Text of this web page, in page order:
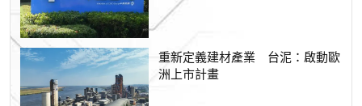
重新定義建材產業 台泥：啟動歐
洲上市計畫